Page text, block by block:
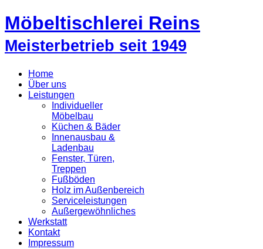
Möbeltischlerei Reins
Meisterbetrieb seit 1949
Home
Über uns
Leistungen
Individueller
Möbelbau
Küchen & Bäder
Innenausbau &
Ladenbau
Fenster, Türen,
Treppen
Fußböden
Holz im Außenbereich
Serviceleistungen
Außergewöhnliches
Werkstatt
Kontakt
Impressum